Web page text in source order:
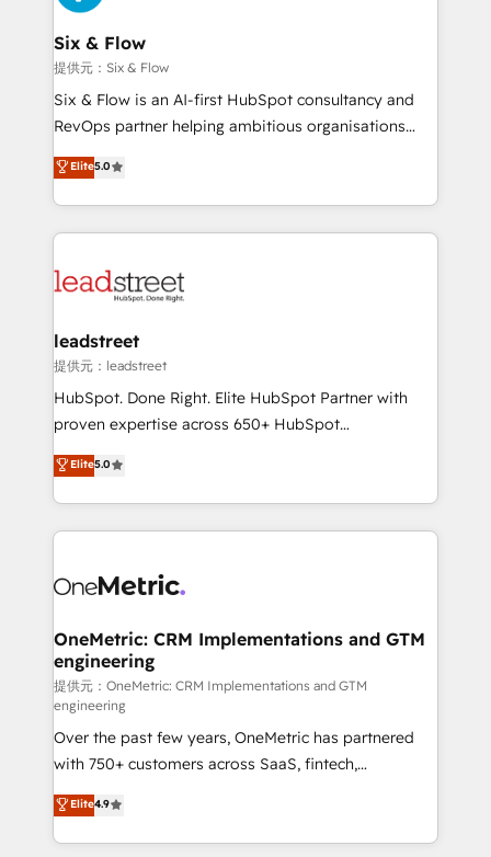
debajo. Te acompañamos a ordenar tu operación
paso a paso, sin frenarla, con la adopción que todos
buscan y pocos logran. Así HubSpot por fin rinde. Y
hay algo más: cada proceso que ordenás construye
el contexto real de cómo opera tu empresa —lo
donde todos tendrán la misma IA, va a ganar quien
tenga el mejor contexto para alimentarla. Sin
Partner Elite con +700 implementaciones en LATAM.
Six & Flow
提供元：Six & Flow
Six & Flow is an AI-first HubSpot consultancy and
RevOps partner helping ambitious organisations
grow with clarity, confidence, and intelligence.
Operating across the UK, Netherlands, Ireland, and
Canada, we’ve delivered thousands of successful
HubSpot projects for mid-market and enterprise
combine HubSpot, data, and AI to design connected
and technology for predictable, scalable revenue
growth. Our expertise spans RevOps, CRM and data
architecture, AI enablement, and strategic marketing,
delivered through our proprietary FLAIR framework
Partner and ISO 27001:2022 certified consultancy,
we blend strategy, creativity, and technology to help
Elite5.0
leadstreet
提供元：leadstreet
HubSpot. Done Right. Elite HubSpot Partner with
proven expertise across 650+ HubSpot
implementations. With 12+ years of HubSpot
experience, we help you use the HubSpot platform
to its fullest capacity, improve your current HubSpot
website, or build your new one.
Elite5.0
OneMetric: CRM Implementations and GTM
engineering
提供元：OneMetric: CRM Implementations and GTM
engineering
Over the past few years, OneMetric has partnered
with 750+ customers across SaaS, fintech,
healthcare, real estate, and other industries. With
150+ HubSpot-certified experts, we deliver scalable
solutions to complex GTM and RevOps challenges.
Elite4.9